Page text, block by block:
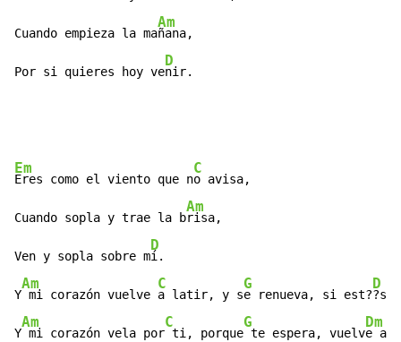
Cuando empieza la ma
Am
ñana,
Por si quieres hoy ve
D
nir.
Em
Eres como el viento que n
C
o avisa,
Cuando sopla y trae la b
Am
risa,
Ven y sopla sobre m
D
í.
Y
Am
mi corazón vuelve
C
a latir, y s
G
e renueva, si est?
D
?s
Y
Am
mi corazón vela por
C
ti, porque
G
te espera, vuelv
Dm
e a